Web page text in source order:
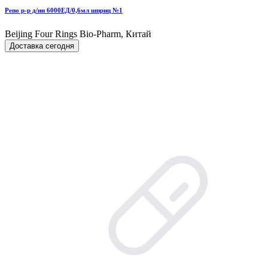
Репо р-р д/ин 6000ЕД/0,6мл шприц №1
Beijing Four Rings Bio-Pharm, Китай
Доставка сегодня